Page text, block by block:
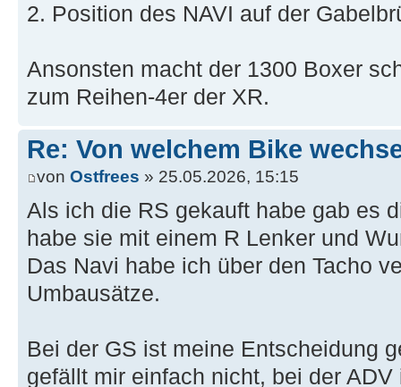
2. Position des NAVI auf der
Ansonsten macht der 1300 Boxer
zum Reihen-4er der XR.
Re: Von welchem Bike
von Ostfrees » 25.05.2026, 15:15
Als ich die RS gekauft habe gab es
habe sie mit einem R Lenker und
Das Navi habe ich über den Tacho
Umbausätze.
Bei der GS ist meine Entscheidung
gefällt mir einfach nicht, bei der